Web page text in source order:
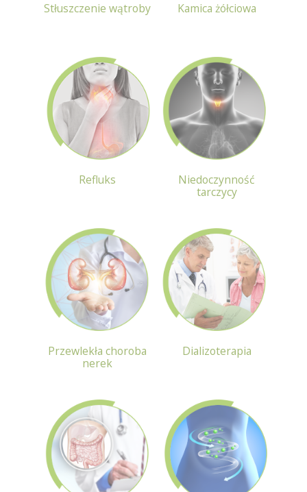
Stłuszczenie wątroby Kamica żółciowa
Refluks
Niedoczynność
tarczycy
Przewlekła choroba
nerek
Dializoterapia